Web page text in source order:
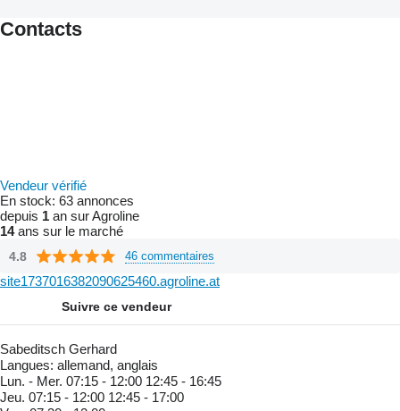
Contacts
Vendeur vérifié
En stock: 63 annonces
depuis 1 an sur Agroline
14ans sur le marché
4.8 46 commentaires
site1737016382090625460.agroline.at
Suivre ce vendeur
Sabeditsch Gerhard
Langues: allemand, anglais
Lun. - Mer. 07:15 - 12:00 12:45 - 16:45
Jeu. 07:15 - 12:00 12:45 - 17:00